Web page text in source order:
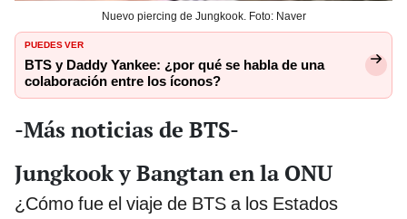
Nuevo piercing de Jungkook. Foto: Naver
PUEDES VER
BTS y Daddy Yankee: ¿por qué se habla de una
colaboración entre los íconos?
-Más noticias de BTS-
Jungkook y Bangtan en la ONU
¿Cómo fue el viaje de BTS a los Estados